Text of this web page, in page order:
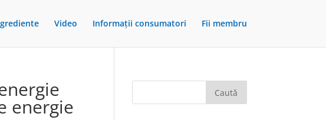
Video Informații consumatori Fii membru
energie
Caută